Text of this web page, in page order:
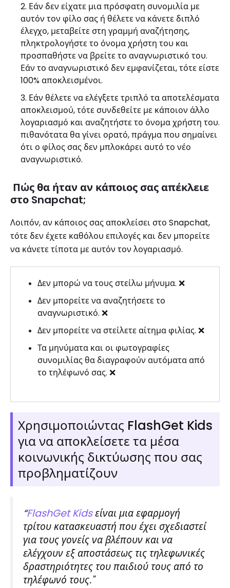
Εάν δεν είχατε μια πρόσφατη συνομιλία με
αυτόν τον φίλο σας ή θέλετε να κάνετε διπλό
έλεγχο, μεταβείτε στη γραμμή αναζήτησης,
πληκτρολογήστε το όνομα χρήστη του και
προσπαθήστε να βρείτε το αναγνωριστικό του.
Εάν το αναγνωριστικό δεν εμφανίζεται, τότε είστε
100% αποκλεισμένοι.
Εάν θέλετε να ελέγξετε τριπλό τα αποτελέσματα
αποκλεισμού, τότε συνδεθείτε με κάποιον άλλο
λογαριασμό και αναζητήστε το όνομα χρήστη του.
πιθανότατα θα γίνει ορατό, πράγμα που σημαίνει
ότι ο φίλος σας δεν μπλοκάρει αυτό το νέο
αναγνωριστικό.
Πώς θα ήταν αν κάποιος σας απέκλειε
στο Snapchat;
Λοιπόν, αν κάποιος σας αποκλείσει στο Snapchat,
τότε δεν έχετε καθόλου επιλογές και δεν μπορείτε
να κάνετε τίποτα με αυτόν τον λογαριασμό.
Δεν μπορώ να τους στείλω μήνυμα. ❌
Δεν μπορείτε να αναζητήσετε το
αναγνωριστικό. ❌
Δεν μπορείτε να στείλετε αίτημα φιλίας. ❌
Τα μηνύματα και οι φωτογραφίες
συνομιλίας θα διαγραφούν αυτόματα από
το τηλέφωνό σας. ❌
Χρησιμοποιώντας FlashGet Kids
για να αποκλείσετε τα μέσα
κοινωνικής δικτύωσης που σας
προβληματίζουν
“FlashGet Kidsείναι μια εφαρμογή
τρίτου κατασκευαστή που έχει σχεδιαστεί
για τους γονείς να βλέπουν και να
ελέγχουν εξ αποστάσεως τις τηλεφωνικές
δραστηριότητες του παιδιού τους από το
τηλέφωνό τους."